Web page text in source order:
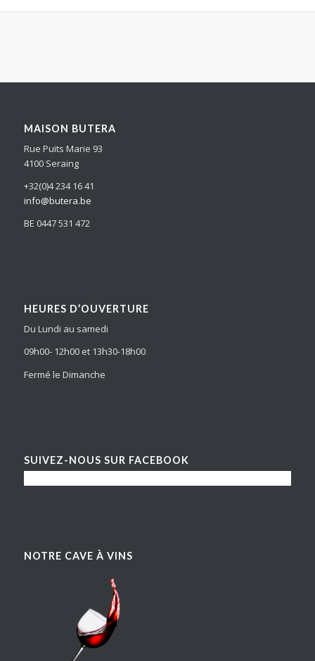
MAISON BUTERA
Rue Puits Marie 93
4100 Seraing
+32(0)4 234 16 41
info@butera.be
BE 0447 531 472
HEURES D’OUVERTURE
Du Lundi au samedi
09h00- 12h00 et 13h30-18h00
Fermé le Dimanche
SUIVEZ-NOUS SUR FACEBOOK
NOTRE CAVE À VINS